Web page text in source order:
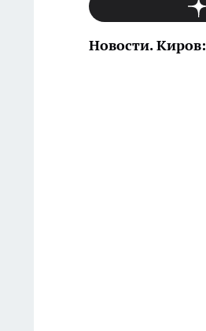
Новости. Киров: